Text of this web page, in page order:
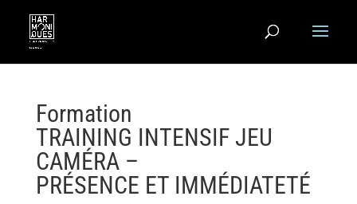
Formation
TRAINING INTENSIF JEU
CAMÉRA –
PRÉSENCE ET IMMÉDIATETÉ